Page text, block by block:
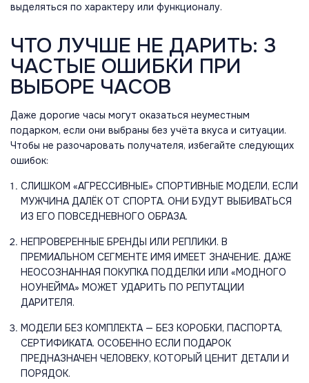
выделяться по характеру или функционалу.
ЧТО ЛУЧШЕ НЕ ДАРИТЬ: 3
ЧАСТЫЕ ОШИБКИ ПРИ
ВЫБОРЕ ЧАСОВ
Даже дорогие часы могут оказаться неуместным
подарком, если они выбраны без учёта вкуса и ситуации.
Чтобы не разочаровать получателя, избегайте следующих
ошибок:
СЛИШКОМ «АГРЕССИВНЫЕ» СПОРТИВНЫЕ МОДЕЛИ, ЕСЛИ
МУЖЧИНА ДАЛЁК ОТ СПОРТА. ОНИ БУДУТ ВЫБИВАТЬСЯ
ИЗ ЕГО ПОВСЕДНЕВНОГО ОБРАЗА.
НЕПРОВЕРЕННЫЕ БРЕНДЫ ИЛИ РЕПЛИКИ. В
ПРЕМИАЛЬНОМ СЕГМЕНТЕ ИМЯ ИМЕЕТ ЗНАЧЕНИЕ. ДАЖЕ
НЕОСОЗНАННАЯ ПОКУПКА ПОДДЕЛКИ ИЛИ «МОДНОГО
НОУНЕЙМА» МОЖЕТ УДАРИТЬ ПО РЕПУТАЦИИ
ДАРИТЕЛЯ.
МОДЕЛИ БЕЗ КОМПЛЕКТА — БЕЗ КОРОБКИ, ПАСПОРТА,
СЕРТИФИКАТА. ОСОБЕННО ЕСЛИ ПОДАРОК
ПРЕДНАЗНАЧЕН ЧЕЛОВЕКУ, КОТОРЫЙ ЦЕНИТ ДЕТАЛИ И
ПОРЯДОК.